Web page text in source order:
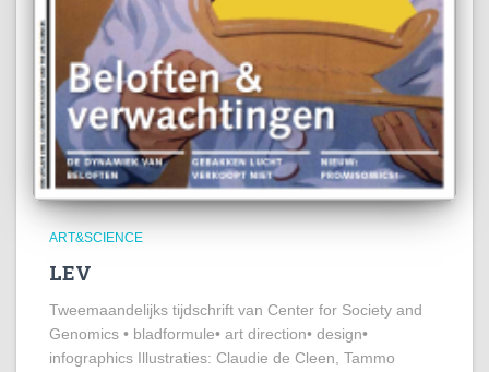
ART&SCIENCE
LEV
Tweemaandelijks tijdschrift van Center for Society and
Genomics • bladformule• art direction• design•
infographics Illustraties: Claudie de Cleen, Tammo